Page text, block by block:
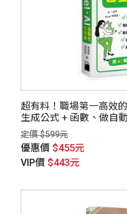
超有料！職場第一高效
生成公式 + 函數、做自
題！
定價 $599元
優惠價 $455元
VIP價 $443元